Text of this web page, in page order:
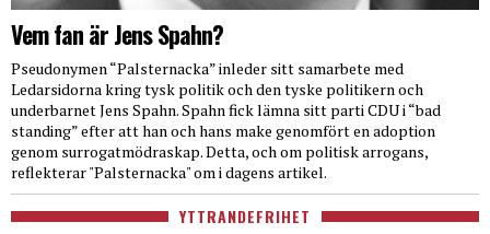
Vem fan är Jens Spahn?
Pseudonymen “Palsternacka” inleder sitt samarbete med
Ledarsidorna kring tysk politik och den tyske politikern och
underbarnet Jens Spahn. Spahn fick lämna sitt parti CDU i “bad
standing” efter att han och hans make genomfört en adoption
genom surrogatmödraskap. Detta, och om politisk arrogans,
reflekterar "Palsternacka" om i dagens artikel.
YTTRANDEFRIHET